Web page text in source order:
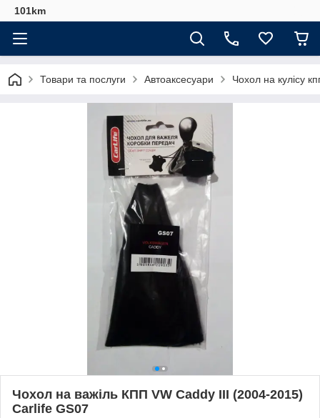
101km
Товари та послуги Автоаксесуари Чохол на кулісу
Чохол на важіль КПП VW Caddy III (2004-2015)
Carlife GS07